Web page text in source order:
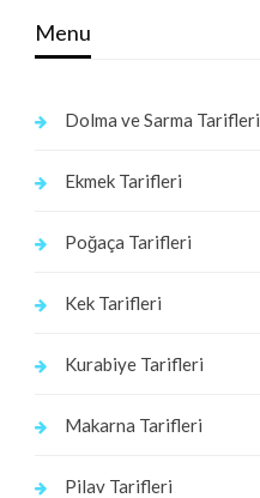
Menu
Dolma ve Sarma Tarifleri
Ekmek Tarifleri
Poğaça Tarifleri
Kek Tarifleri
Kurabiye Tarifleri
Makarna Tarifleri
Pilav Tarifleri